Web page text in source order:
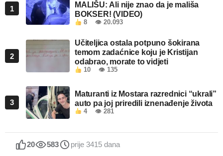
1
MALIŠU: Ali nije znao da je mališa
BOKSER! (VIDEO)
8 👁 20.093
2
Učiteljica ostala potpuno šokirana
temom zadaćnice koju je Kristijan
odabrao, morate to vidjeti
10 👁 135
3
Maturanti iz Mostara razrednici “ukrali”
auto pa joj priredili iznenađenje života
4 👁 281
20 583 prije 3415 dana